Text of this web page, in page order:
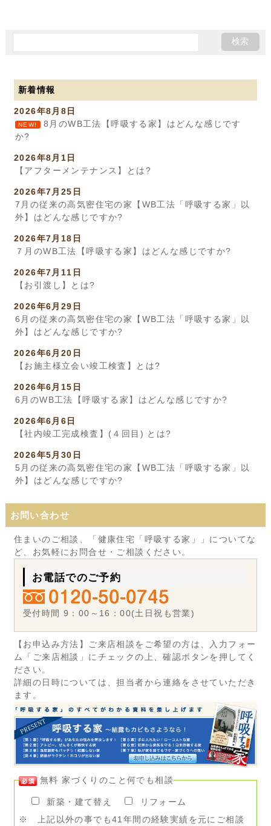
新着情報
2026年8月8日
NEW!
8月のWB工法【呼吸する家】はどんな感じです
か?
2026年8月1日
【アフターメンテナンス】とは?
2026年7月25日
7月の従来の高気密住宅の家【WB工法「呼吸する家」以
外】はどんな感じですか?
2026年7月18日
７月のWB工法【呼吸する家】はどんな感じですか?
2026年7月11日
【お引渡し】とは?
2026年6月29日
6月の従来の高気密住宅の家【WB工法「呼吸する家」以
外】はどんな感じですか?
2026年6月20日
【お施主様立会い竣工検査】とは?
2026年6月15日
6月のWB工法【呼吸する家】はどんな感じですか?
2026年6月6日
【社内竣工完成検査】(４回目) とは?
2026年5月30日
5月の従来の高気密住宅の家【WB工法「呼吸する家」以
外】はどんな感じですか?
お問い合わせ
住まいのご相談、「健康住宅「呼吸する家」」についてな
ど、お気軽にお問合せ・ご相談ください。
お電話でのご予約
受付時間 9：00～16：00(土日祝も営業)
【お申込み方法】ご来店相談をご希望の方は、入力フォー
ム「ご来店相談」にチェックの上、確認ボタンを押してく
ださい。
詳細の日時については、担当者から連絡をさせていただき
ます。
無料 家づくりのこと何でも相談
新築・建て替え
リフォーム
※ 上記以外の事でも41年間の経験実績を元にご相談